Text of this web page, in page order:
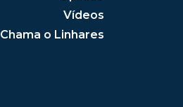
Vídeos
Chama o Linhares